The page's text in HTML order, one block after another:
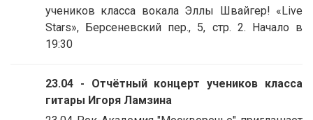
учеников класса вокала Эллы Швайгер! «Live
Stars», Берсеневский пер., 5, стр. 2. Начало в
19:30
23.04 - Отчётный концерт учеников класса
гитары Игоря Ламзина